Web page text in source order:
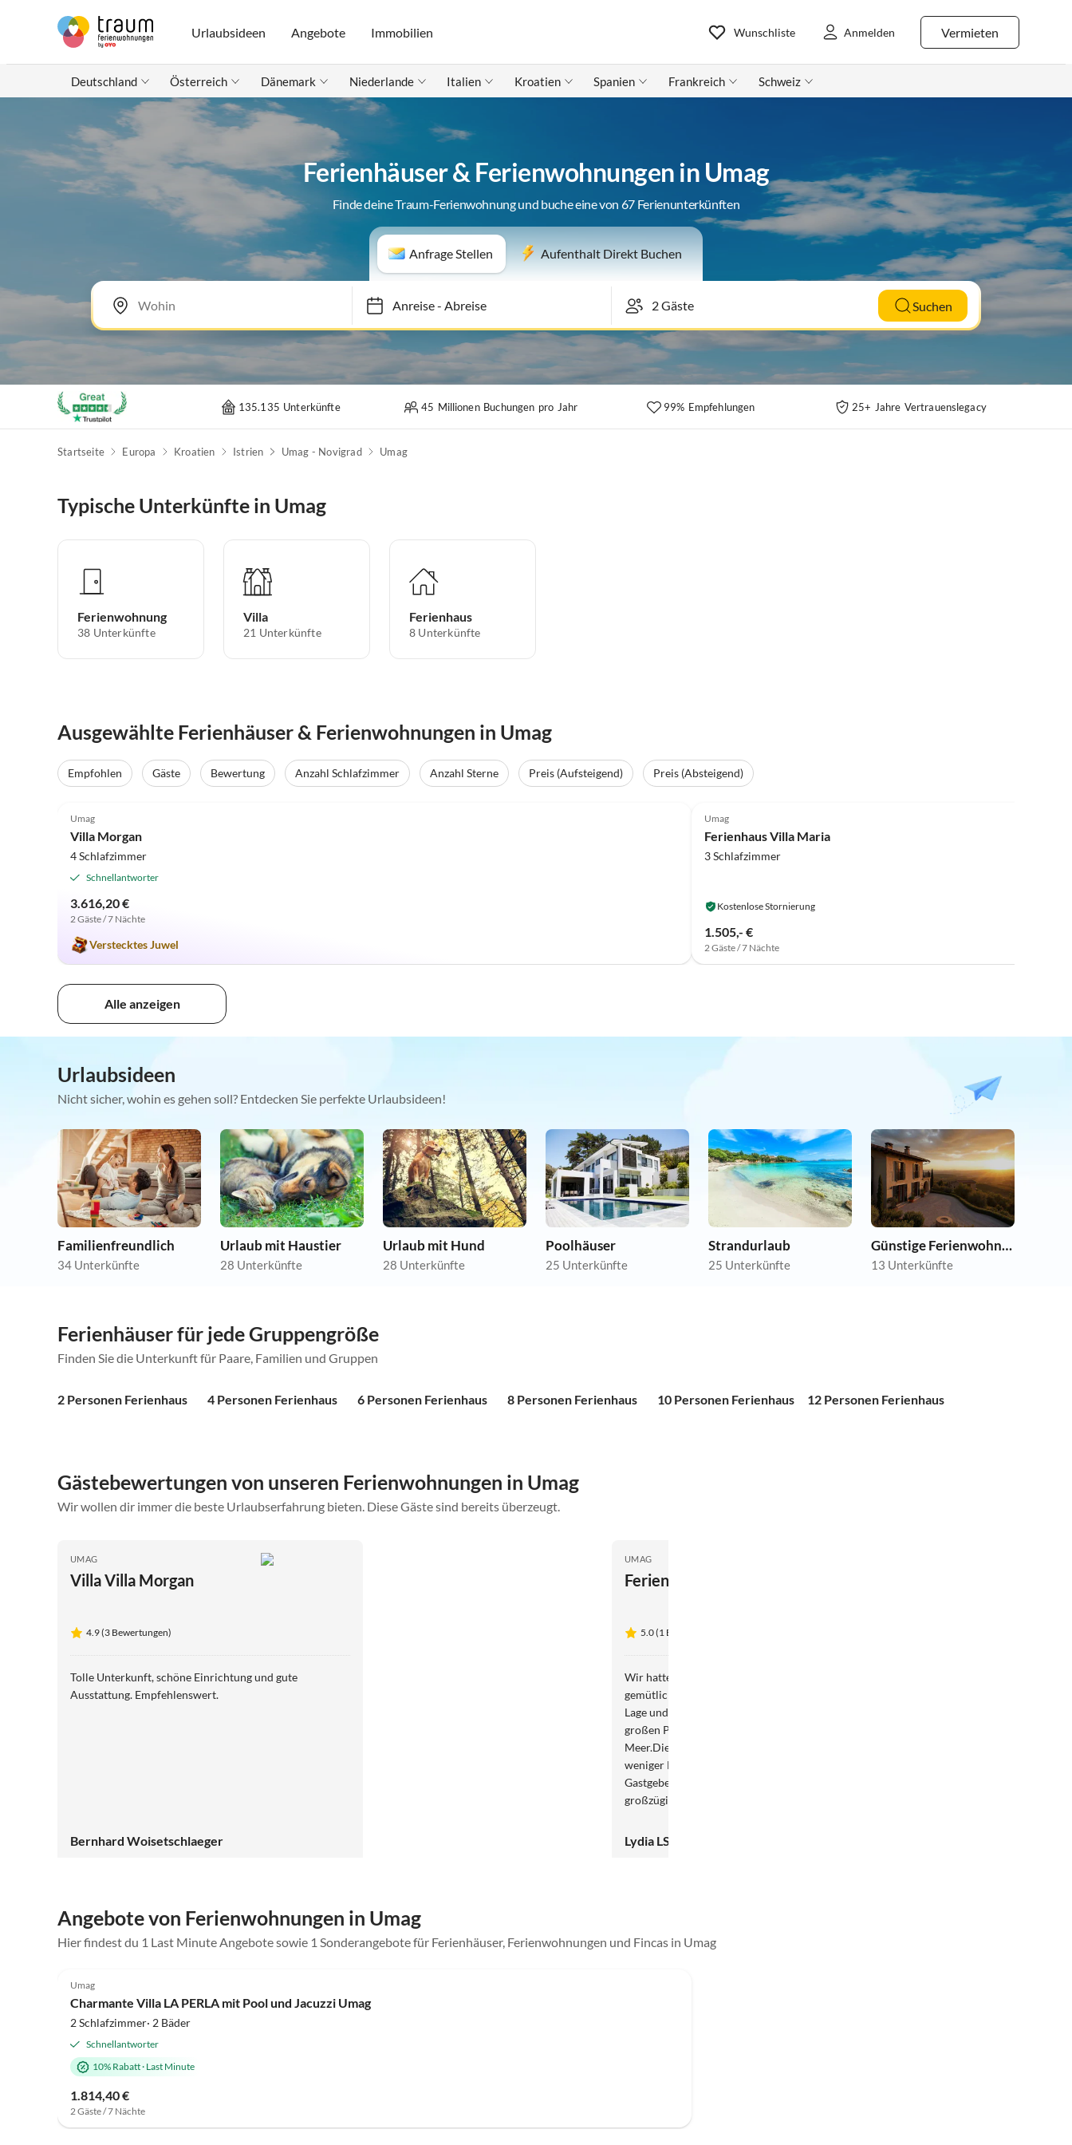
Urlaubsideen Angebote Immobilien Vermieten
Wunschliste Anmelden
Deutschland Österreich Dänemark Niederlande Italien Kroatien Spanien Frankreich Schweiz
Ferienhäuser & Ferienwohnungen in Umag
Finde deine Traum-Ferienwohnung und buche eine von 67 Ferienunterkünften
Anfrage Stellen Aufenthalt Direkt Buchen
Anreise- Abreise Suchen
135.135 Unterkünfte 45 Millionen Buchungen pro Jahr 99% Empfehlungen 25+ Jahre Vertrauenslegacy
Startseite Europa Kroatien Istrien Umag - Novigrad Umag
Typische Unterkünfte in Umag
Ferienwohnung
38 Unterkünfte
Villa
21 Unterkünfte
Ferienhaus
8 Unterkünfte
Ausgewählte Ferienhäuser & Ferienwohnungen in Umag
Empfohlen Gäste Bewertung Anzahl Schlafzimmer Anzahl Sterne Preis (Aufsteigend)
Preis (Absteigend)
Umag
Villa Morgan
4 Schlafzimmer
Schnellantworter
3.616,20 €
2 Gäste / 7 Nächte
Verstecktes Juwel
Umag
Ferienhaus Villa Maria
3 Schlafzimmer
Kostenlose Stornierung
1.505,- €
2 Gäste / 7 Nächte
Alle anzeigen
Urlaubsideen
Nicht sicher, wohin es gehen soll? Entdecken Sie perfekte Urlaubsideen!
Familienfreundlich
34 Unterkünfte
Urlaub mit Haustier
28 Unterkünfte
Urlaub mit Hund
28 Unterkünfte
Poolhäuser
25 Unterkünfte
Strandurlaub
25 Unterkünfte
Günstige Ferienwohnungen
13 Unterkünfte
Ferienhäuser für jede Gruppengröße
Finden Sie die Unterkunft für Paare, Familien und Gruppen
2 Personen Ferienhaus 4 Personen Ferienhaus 6 Personen Ferienhaus 8 Personen Ferienhaus 10 Personen Ferienhaus 12 Personen Ferienhaus
Gästebewertungen von unseren Ferienwohnungen in Umag
Wir wollen dir immer die beste Urlaubserfahrung bieten. Diese Gäste sind bereits überzeugt.
UMAG
Villa Villa Morgan
4.9 (3 Bewertungen)
Tolle Unterkunft, schöne Einrichtung und gute
Ausstattung. Empfehlenswert.
Bernhard Woisetschlaeger
UMAG
Ferienhaus Villa Maria
5.0 (1 Bewertung)
Wir hatten eine wunderschönes Ferienhaus. Sauber,
gemütlich und liebevoll eingerichtet. Es liegt in ruhiger
Lage und verfügt über gut ausgestattete Räume, einen
großen Pool im schönen Garten mit einem Blick auf das
Meer.Die Stadt Umag und auch der Stand sind innerhalb
weniger Minuten mit dem Auto erreichbar. Die
Gastgeber waren sehr freundlich, herzlich und
großzügig. "Wir haben uns rundum wohlgefühlt und
Dank
Lydia LS
Angebote von Ferienwohnungen in Umag
Hier findest du 1 Last Minute Angebote sowie 1 Sonderangebote für Ferienhäuser, Ferienwohnungen und Fincas in Umag
Umag
Charmante Villa LA PERLA mit Pool und Jacuzzi Umag
2 Schlafzimmer· 2 Bäder
Schnellantworter
10% Rabatt· Last Minute
1.814,40 €
2 Gäste / 7 Nächte